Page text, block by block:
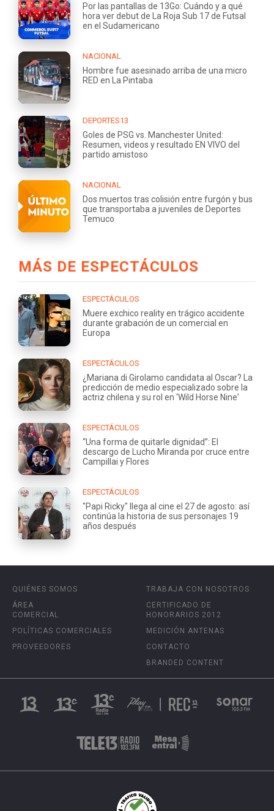
Por las pantallas de 13Go: Cuándo y a qué
hora ver debut de La Roja Sub 17 de Futsal
en el Sudamericano
NACIONAL
Hombre fue asesinado arriba de una micro
RED en La Pintaba
DEPORTES13
Goles de PSG vs. Manchester United:
Resumen, videos y resultado EN VIVO del
partido amistoso
NACIONAL
Dos muertos tras colisión entre furgón y bus
que transportaba a juveniles de Deportes
Temuco
MÁS DE ESPECTÁCULOS
ESPECTÁCULOS
Muere exchico reality en trágico accidente
durante grabación de un comercial en
Europa
ESPECTÁCULOS
¿Mariana di Girolamo candidata al Oscar? La
predicción de medio especializado sobre la
actriz chilena y su rol en 'Wild Horse Nine'
ESPECTÁCULOS
“Una forma de quitarle dignidad”: El
descargo de Lucho Miranda por cruce entre
Campillai y Flores
ESPECTÁCULOS
"Papi Ricky" llega al cine el 27 de agosto: así
continúa la historia de sus personajes 19
años después
QUIÉNES SOMOS
ÁREA
COMERCIAL
POLÍTICAS COMERCIALES
PROVEEDORES
TRABAJA CON NOSOTROS
CERTIFICADO DE
HONORARIOS 2012
MEDICIÓN ANTENAS
CONTACTO
BRANDED CONTENT